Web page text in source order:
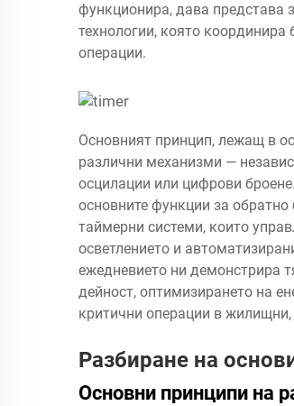
функционира, дава представа
технологии, която
операции.
Основният принцип, лежащ в
различни механизми —
осцилации или цифрови
основните функции за
таймерни системи, които
осветлението и
ежедневието ни демонстрира
дейност, оптимизирането на
критични операции в
Разбиране на
Основни принципи на